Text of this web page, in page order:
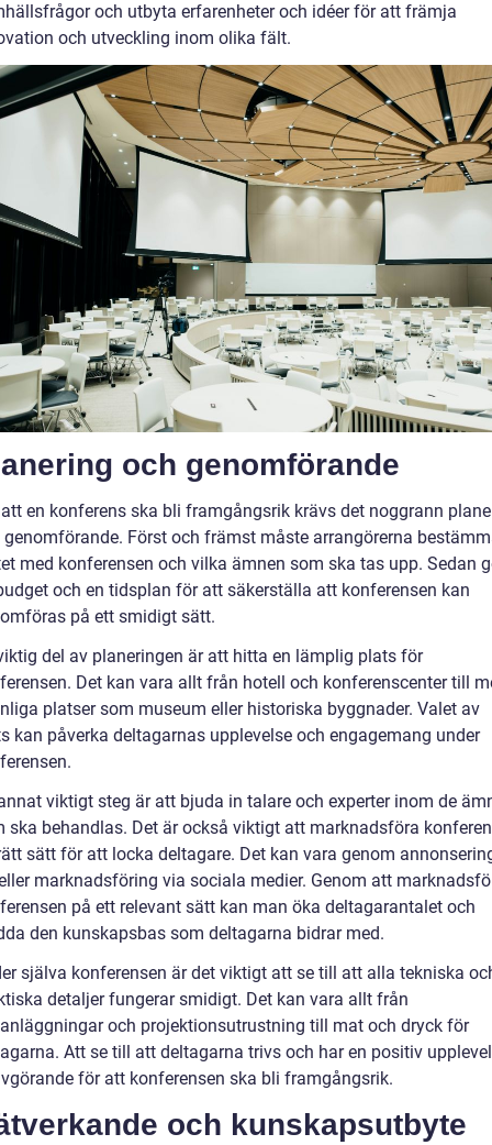
och utbyta erfarenheter och idéer för att främja
och utveckling inom olika fält.
och genomförande
en konferens ska bli framgångsrik krävs det noggrann
genomförande. Först och främst måste arrangörerna
med konferensen och vilka ämnen som ska tas upp. Sedan
och en tidsplan för att säkerställa att konferensen kan
på ett smidigt sätt.
del av planeringen är att hitta en lämplig plats för
Det kan vara allt från hotell och konferenscenter till
platser som museum eller historiska byggnader. Valet av
kan påverka deltagarnas upplevelse och engagemang under
viktigt steg är att bjuda in talare och experter inom de
ska behandlas. Det är också viktigt att marknadsföra
sätt för att locka deltagare. Det kan vara genom
marknadsföring via sociala medier. Genom att
på ett relevant sätt kan man öka deltagarantalet och
den kunskapsbas som deltagarna bidrar med.
själva konferensen är det viktigt att se till att alla tekniska
detaljer fungerar smidigt. Det kan vara allt från
och projektionsutrustning till mat och dryck för
Att se till att deltagarna trivs och har en positiv
för att konferensen ska bli framgångsrik.
och kunskapsutbyte